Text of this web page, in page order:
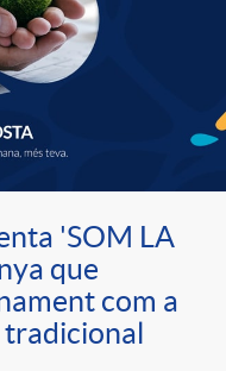
'SOM LA
que
com a
tradicional